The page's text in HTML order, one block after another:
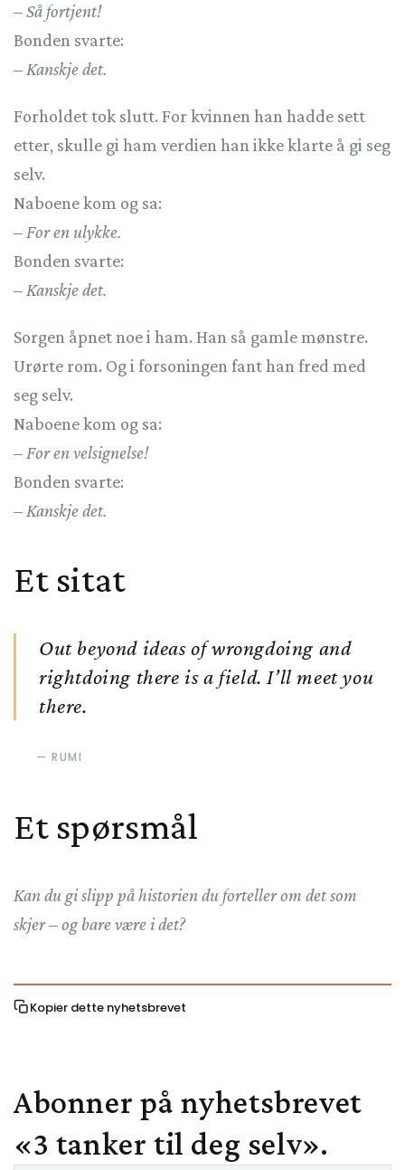
– Så fortjent!
Bonden svarte:
– Kanskje det.
Forholdet tok slutt. For kvinnen han hadde sett
etter, skulle gi ham verdien han ikke klarte å gi seg
selv.
Naboene kom og sa:
– For en ulykke.
Bonden svarte:
– Kanskje det.
Sorgen åpnet noe i ham. Han så gamle mønstre.
Urørte rom. Og i forsoningen fant han fred med
seg selv.
Naboene kom og sa:
– For en velsignelse!
Bonden svarte:
– Kanskje det.
Et sitat
Out beyond ideas of wrongdoing and
rightdoing there is a field. I’ll meet you
there.
RUMI
Et spørsmål
Kan du gi slipp på historien du forteller om det som
skjer – og bare være i det?
Kopier dette nyhetsbrevet
Abonner på nyhetsbrevet
«3 tanker til deg selv».